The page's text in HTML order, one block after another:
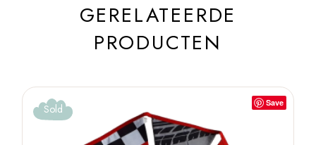
GERELATEERDE
PRODUCTEN
Save
Sold